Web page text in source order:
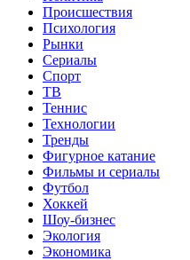
Происшествия
Психология
Рынки
Сериалы
Спорт
ТВ
Теннис
Технологии
Тренды
Фигурное катание
Фильмы и сериалы
Футбол
Хоккей
Шоу-бизнес
Экология
Экономика